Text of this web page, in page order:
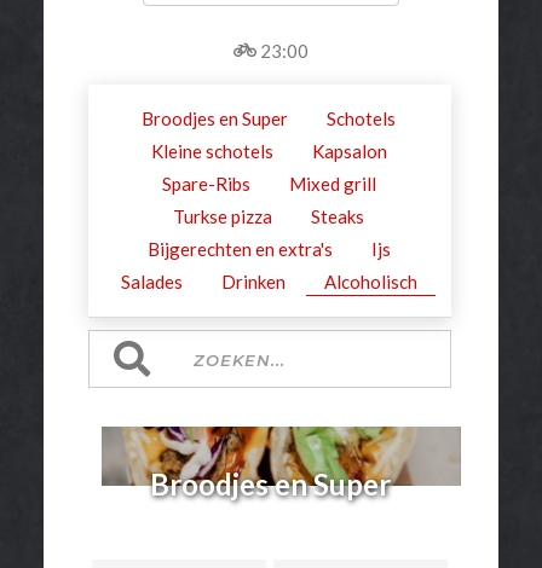
23:00
Broodjes en Super
Schotels
Kleine schotels
Kapsalon
Spare-Ribs
Mixed grill
Turkse pizza
Steaks
Bijgerechten en extra's
Ijs
Salades
Drinken Alcoholisch
Broodjes en Super